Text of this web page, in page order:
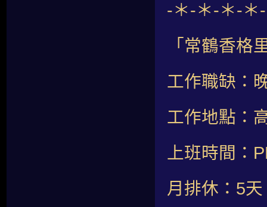
-＊-＊-＊-＊
「常鶴香格
工作職缺：
工作地點：
上班時間：
月排休：5天